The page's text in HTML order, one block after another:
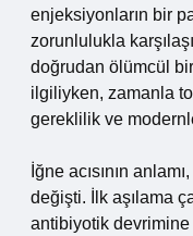
enjeksiyonların bir
zorunlulukla
doğrudan ölümcül
ilgiliyken, zamanla
gereklilik ve
İğne acısının
değişti. İlk aşılama
antibiyotik devrimine